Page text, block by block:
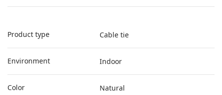
Product type Cable tie
Environment Indoor
Color Natural